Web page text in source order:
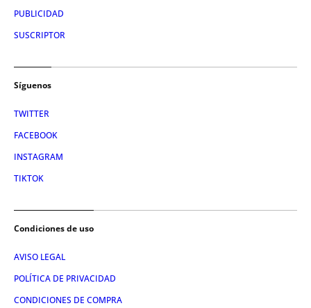
PUBLICIDAD
SUSCRIPTOR
Síguenos
TWITTER
FACEBOOK
INSTAGRAM
TIKTOK
Condiciones de uso
AVISO LEGAL
POLÍTICA DE PRIVACIDAD
CONDICIONES DE COMPRA